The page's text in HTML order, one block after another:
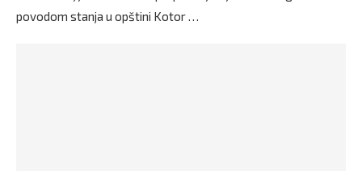
povodom stanja u opštini Kotor …